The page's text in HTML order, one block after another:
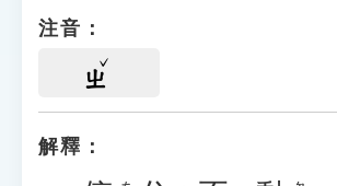
注音：
ㄓ
解釋：